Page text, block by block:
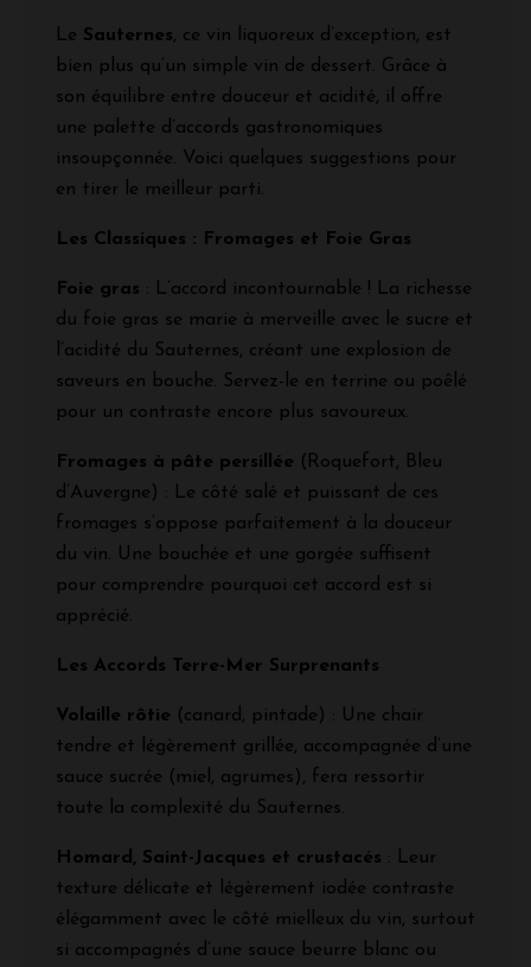
Le Sauternes, ce vin liquoreux d’exception, est
bien plus qu’un simple vin de dessert. Grâce à
son équilibre entre douceur et acidité, il offre
une palette d’accords gastronomiques
insoupçonnée. Voici quelques suggestions pour
en tirer le meilleur parti.
Les Classiques : Fromages et Foie Gras
Foie gras : L’accord incontournable ! La richesse
du foie gras se marie à merveille avec le sucre et
l’acidité du Sauternes, créant une explosion de
saveurs en bouche. Servez-le en terrine ou poêlé
pour un contraste encore plus savoureux.
Fromages à pâte persillée (Roquefort, Bleu
d’Auvergne) : Le côté salé et puissant de ces
fromages s’oppose parfaitement à la douceur
du vin. Une bouchée et une gorgée suffisent
pour comprendre pourquoi cet accord est si
apprécié.
Les Accords Terre-Mer Surprenants
Volaille rôtie (canard, pintade) : Une chair
tendre et légèrement grillée, accompagnée d’une
sauce sucrée (miel, agrumes), fera ressortir
toute la complexité du Sauternes.
Homard, Saint-Jacques et crustacés : Leur
texture délicate et légèrement iodée contraste
élégamment avec le côté mielleux du vin, surtout
si accompagnés d’une sauce beurre blanc ou